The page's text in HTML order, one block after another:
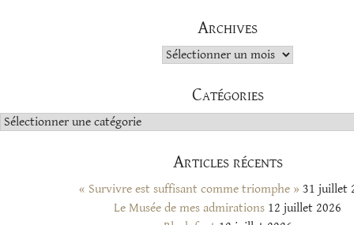
Archives
Archives
Catégories
Catégories
Articles récents
« Survivre est suffisant comme triomphe » 31 juillet
Le Musée de mes admirations 12 juillet 2026